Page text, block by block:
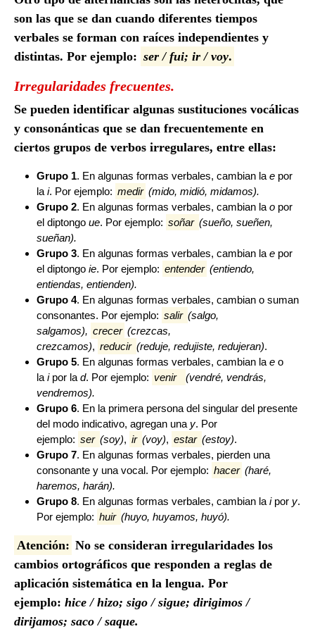
son las que se dan cuando diferentes tiempos
verbales se forman con raíces independientes y
distintas. Por ejemplo: ser / fui; ir / voy.
Irregularidades frecuentes.
Se pueden identificar algunas sustituciones vocálicas
y consonánticas que se dan frecuentemente en
ciertos grupos de verbos irregulares, entre ellas:
Grupo 1. En algunas formas verbales, cambian la e por
la i. Por ejemplo: medir (mido, midió, midamos).
Grupo 2. En algunas formas verbales, cambian la o por
el diptongo ue. Por ejemplo: soñar (sueño, sueñen,
sueñan).
Grupo 3. En algunas formas verbales, cambian la e por
el diptongo ie. Por ejemplo: entender (entiendo,
entiendas, entienden).
Grupo 4. En algunas formas verbales, cambian o suman
consonantes. Por ejemplo: salir (salgo,
salgamos), crecer (crezcas,
crezcamos), reducir (reduje, redujiste, redujeran).
Grupo 5. En algunas formas verbales, cambian la e o
la ipor la d. Por ejemplo: venir
(vendré, vendrás,
vendremos).
Grupo 6. En la primera persona del singular del presente
del modo indicativo, agregan una y. Por
ejemplo: ser (soy), ir (voy), estar (estoy).
Grupo 7. En algunas formas verbales, pierden una
consonante y una vocal. Por ejemplo: hacer (haré,
haremos, harán).
Grupo 8. En algunas formas verbales, cambian la ipor y.
Por ejemplo: huir (huyo, huyamos, huyó).
Atención: No se consideran irregularidades los
cambios ortográficos que responden a reglas de
aplicación sistemática en la lengua. Por
ejemplo: hice / hizo; sigo / sigue; dirigimos /
dirijamos; saco / saque.